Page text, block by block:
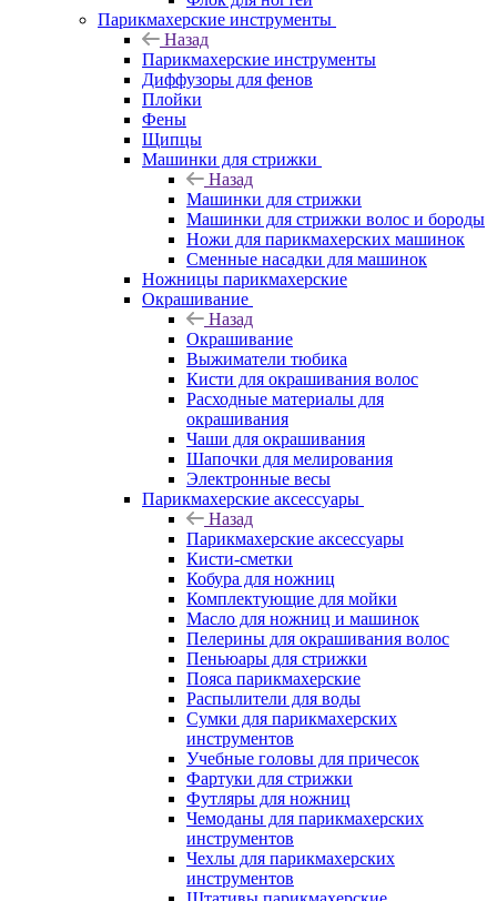
Парикмахерские инструменты
Назад
Парикмахерские инструменты
Диффузоры для фенов
Плойки
Фены
Щипцы
Машинки для стрижки
Назад
Машинки для стрижки
Машинки для стрижки волос и бороды
Ножи для парикмахерских машинок
Сменные насадки для машинок
Ножницы парикмахерские
Окрашивание
Назад
Окрашивание
Выжиматели тюбика
Кисти для окрашивания волос
Расходные материалы для
окрашивания
Чаши для окрашивания
Шапочки для мелирования
Электронные весы
Парикмахерские аксессуары
Назад
Парикмахерские аксессуары
Кисти-сметки
Кобура для ножниц
Комплектующие для мойки
Масло для ножниц и машинок
Пелерины для окрашивания волос
Пеньюары для стрижки
Пояса парикмахерские
Распылители для воды
Сумки для парикмахерских
инструментов
Учебные головы для причесок
Фартуки для стрижки
Футляры для ножниц
Чемоданы для парикмахерских
инструментов
Чехлы для парикмахерских
инструментов